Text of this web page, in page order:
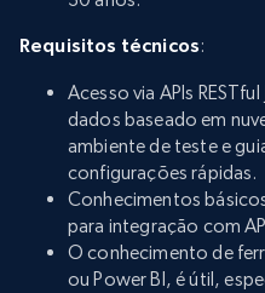
Requisitos técnicos:
Acesso via APIs
dados baseado em
ambiente de teste e
configurações rápidas.
Conhecimentos
para integração com
O conhecimento de
ou Power BI, é útil,